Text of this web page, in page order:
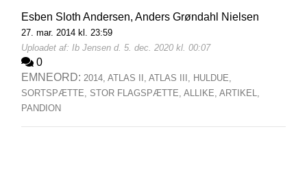
Esben Sloth Andersen, Anders Grøndahl Nielsen
27. mar. 2014 kl. 23:59
Uploadet af: Ib Jensen d. 5. dec. 2020 kl. 00:07
0
EMNEORD: 2014, ATLAS II, ATLAS III, HULDUE,
SORTSPÆTTE, STOR FLAGSPÆTTE, ALLIKE, ARTIKEL,
PANDION